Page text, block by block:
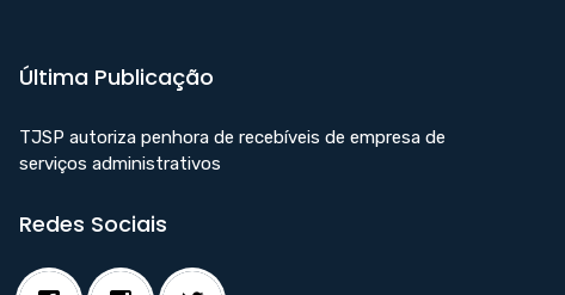
Última Publicação
TJSP autoriza penhora de recebíveis de empresa de
serviços administrativos
Redes Sociais